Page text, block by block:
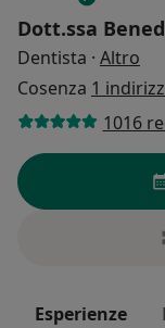
Dott.ssa
Dentista · Altro
Cosenza 1
1016
Esperienze